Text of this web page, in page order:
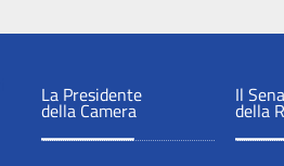
La Presidente
della Camera
Il
della